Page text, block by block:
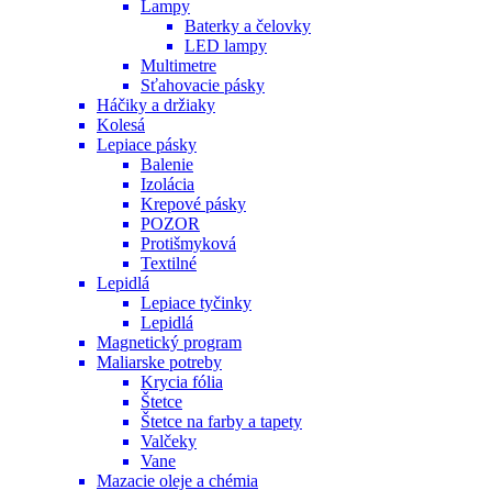
Lampy
Baterky a čelovky
LED lampy
Multimetre
Sťahovacie pásky
Háčiky a držiaky
Kolesá
Lepiace pásky
Balenie
Izolácia
Krepové pásky
POZOR
Protišmyková
Textilné
Lepidlá
Lepiace tyčinky
Lepidlá
Magnetický program
Maliarske potreby
Krycia fólia
Štetce
Štetce na farby a tapety
Valčeky
Vane
Mazacie oleje a chémia